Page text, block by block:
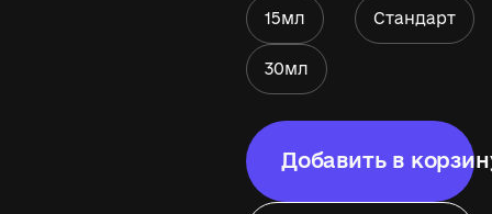
15мл
30мл
Стандарт
Добавить в